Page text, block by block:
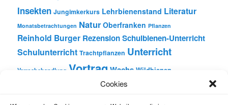
Cookies
Insekten Jungimkerkurs Lehrbienenstand Literatur
Monatsbetrachtungen Natur Oberfranken Pflanzen
Reinhold Burger RezensionSchulbienen-Unterricht
Schulunterricht Trachtpflanzen Unterricht
Varroabehandlung Vortrag Wachs Wildbienen